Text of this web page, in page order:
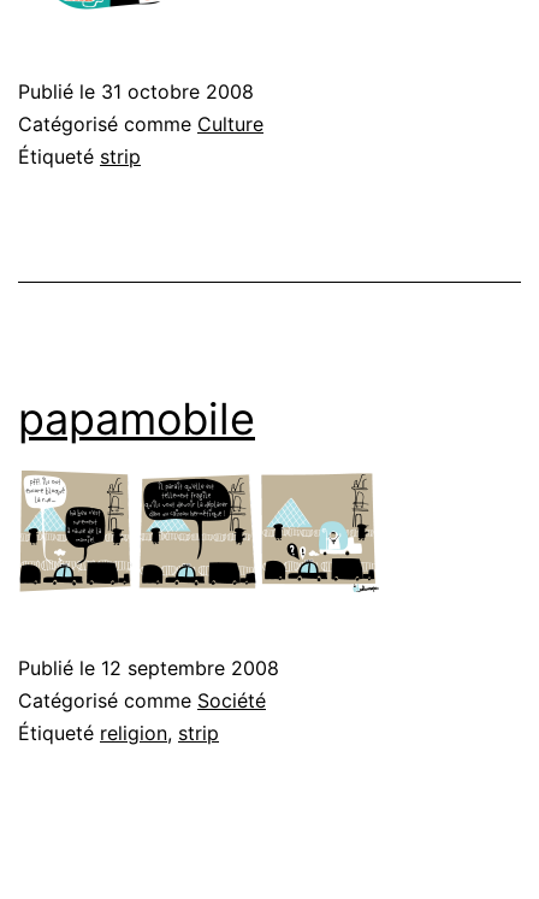
Publié le 31 octobre 2008
Catégorisé comme Culture
Étiqueté strip
papamobile
Publié le 12 septembre 2008
Catégorisé comme Société
Étiqueté religion, strip